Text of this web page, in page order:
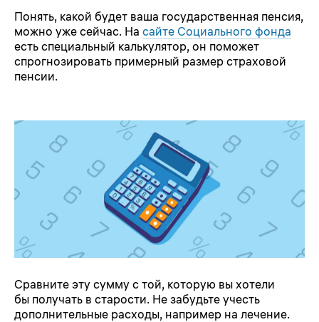
Понять, какой будет ваша государственная пенсия,
можно уже сейчас. На сайте Социального фонда
есть специальный калькулятор, он поможет
спрогнозировать примерный размер страховой
пенсии.
Сравните эту сумму с той, которую вы хотели
бы получать в старости. Не забудьте учесть
дополнительные расходы, например на лечение.